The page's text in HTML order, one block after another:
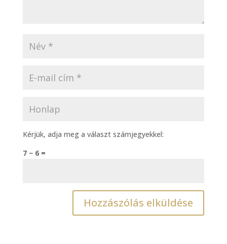
Kérjük, adja meg a választ számjegyekkel:
7 − 6 =